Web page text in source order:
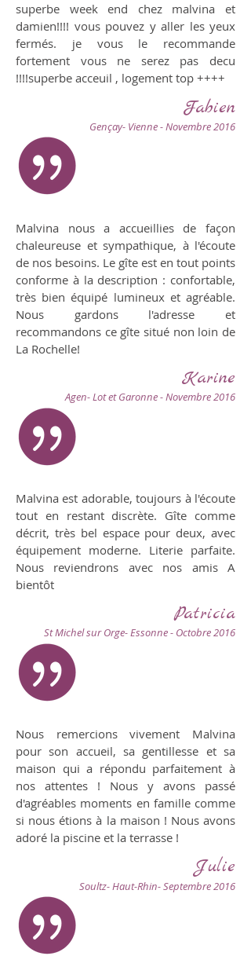
superbe week end chez malvina et
damien!!!! vous pouvez y aller les yeux
fermés. je vous le recommande
fortement vous ne serez pas decu
!!!!superbe acceuil , logement top ++++
Fabien
Gençay- Vienne - Novembre 2016
Malvina nous a accueillies de façon
chaleureuse et sympathique, à l'écoute
de nos besoins. Le gîte est en tout points
conforme à la description : confortable,
très bien équipé lumineux et agréable.
Nous gardons l'adresse et
recommandons ce gîte situé non loin de
La Rochelle!
Karine
Agen- Lot et Garonne - Novembre 2016
Malvina est adorable, toujours à l'écoute
tout en restant discrète. Gîte comme
décrit, très bel espace pour deux, avec
équipement moderne. Literie parfaite.
Nous reviendrons avec nos amis A
bientôt
Patricia
St Michel sur Orge- Essonne - Octobre 2016
Nous remercions vivement Malvina
pour son accueil, sa gentillesse et sa
maison qui a répondu parfaitement à
nos attentes ! Nous y avons passé
d'agréables moments en famille comme
si nous étions à la maison ! Nous avons
adoré la piscine et la terrasse !
Julie
Soultz- Haut-Rhin- Septembre 2016